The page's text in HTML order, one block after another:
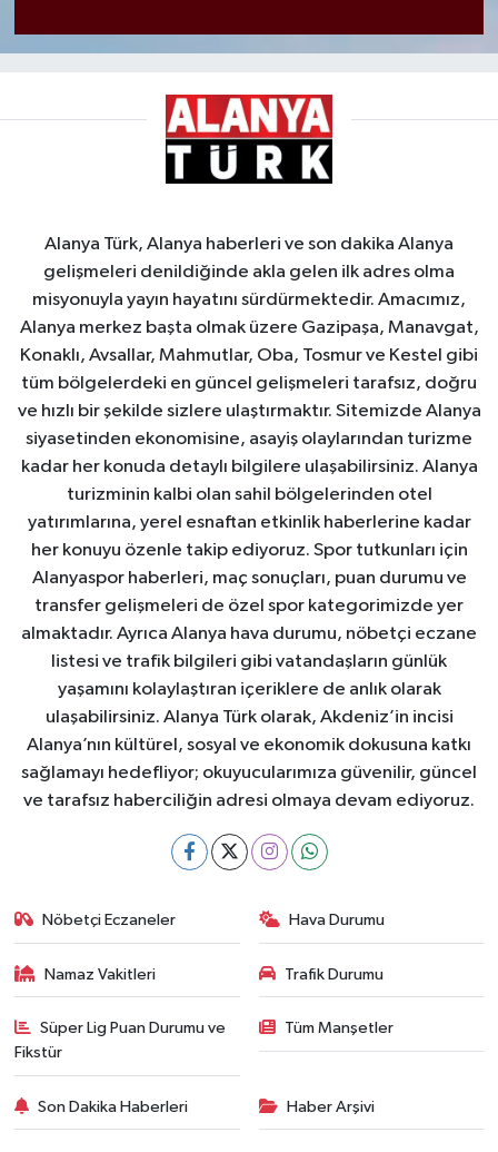
Alanya Türk, Alanya haberleri ve son dakika Alanya
gelişmeleri denildiğinde akla gelen ilk adres olma
misyonuyla yayın hayatını sürdürmektedir. Amacımız,
Alanya merkez başta olmak üzere Gazipaşa, Manavgat,
Konaklı, Avsallar, Mahmutlar, Oba, Tosmur ve Kestel gibi
tüm bölgelerdeki en güncel gelişmeleri tarafsız, doğru
ve hızlı bir şekilde sizlere ulaştırmaktır. Sitemizde Alanya
siyasetinden ekonomisine, asayiş olaylarından turizme
kadar her konuda detaylı bilgilere ulaşabilirsiniz. Alanya
turizminin kalbi olan sahil bölgelerinden otel
yatırımlarına, yerel esnaftan etkinlik haberlerine kadar
her konuyu özenle takip ediyoruz. Spor tutkunları için
Alanyaspor haberleri, maç sonuçları, puan durumu ve
transfer gelişmeleri de özel spor kategorimizde yer
almaktadır. Ayrıca Alanya hava durumu, nöbetçi eczane
listesi ve trafik bilgileri gibi vatandaşların günlük
yaşamını kolaylaştıran içeriklere de anlık olarak
ulaşabilirsiniz. Alanya Türk olarak, Akdeniz’in incisi
Alanya’nın kültürel, sosyal ve ekonomik dokusuna katkı
sağlamayı hedefliyor; okuyucularımıza güvenilir, güncel
ve tarafsız haberciliğin adresi olmaya devam ediyoruz.
Nöbetçi Eczaneler Hava Durumu
Namaz Vakitleri Trafik Durumu
Süper Lig Puan Durumu ve
Fikstür
Tüm Manşetler
Son Dakika Haberleri Haber Arşivi